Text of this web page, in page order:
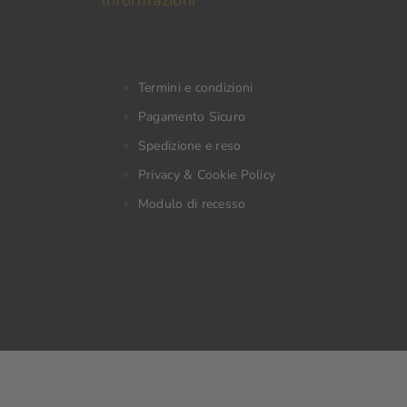
Termini e condizioni
Pagamento Sicuro
Spedizione e reso
Privacy & Cookie Policy
Modulo di recesso